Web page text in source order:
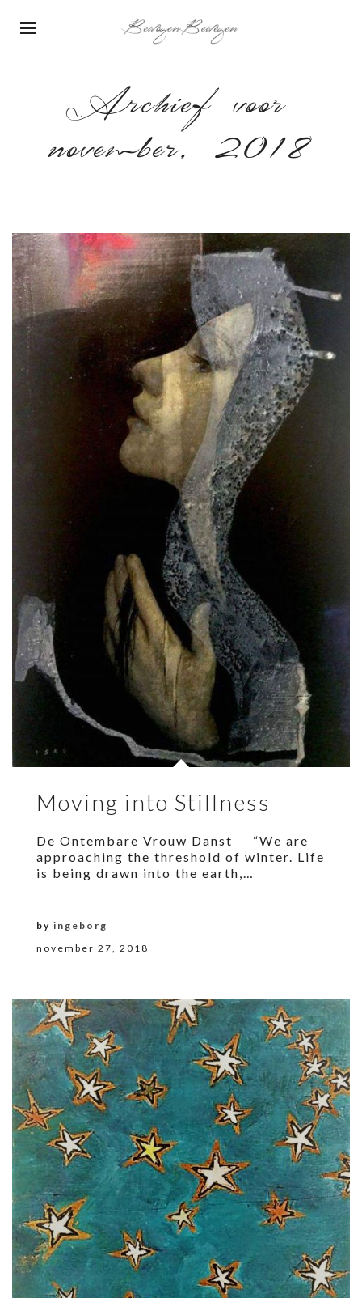
Archief voor
november, 2018
Moving into Stillness
De Ontembare Vrouw Danst “We are
approaching the threshold of winter. Life
is being drawn into the earth,…
november 27, 2018
by ingeborg